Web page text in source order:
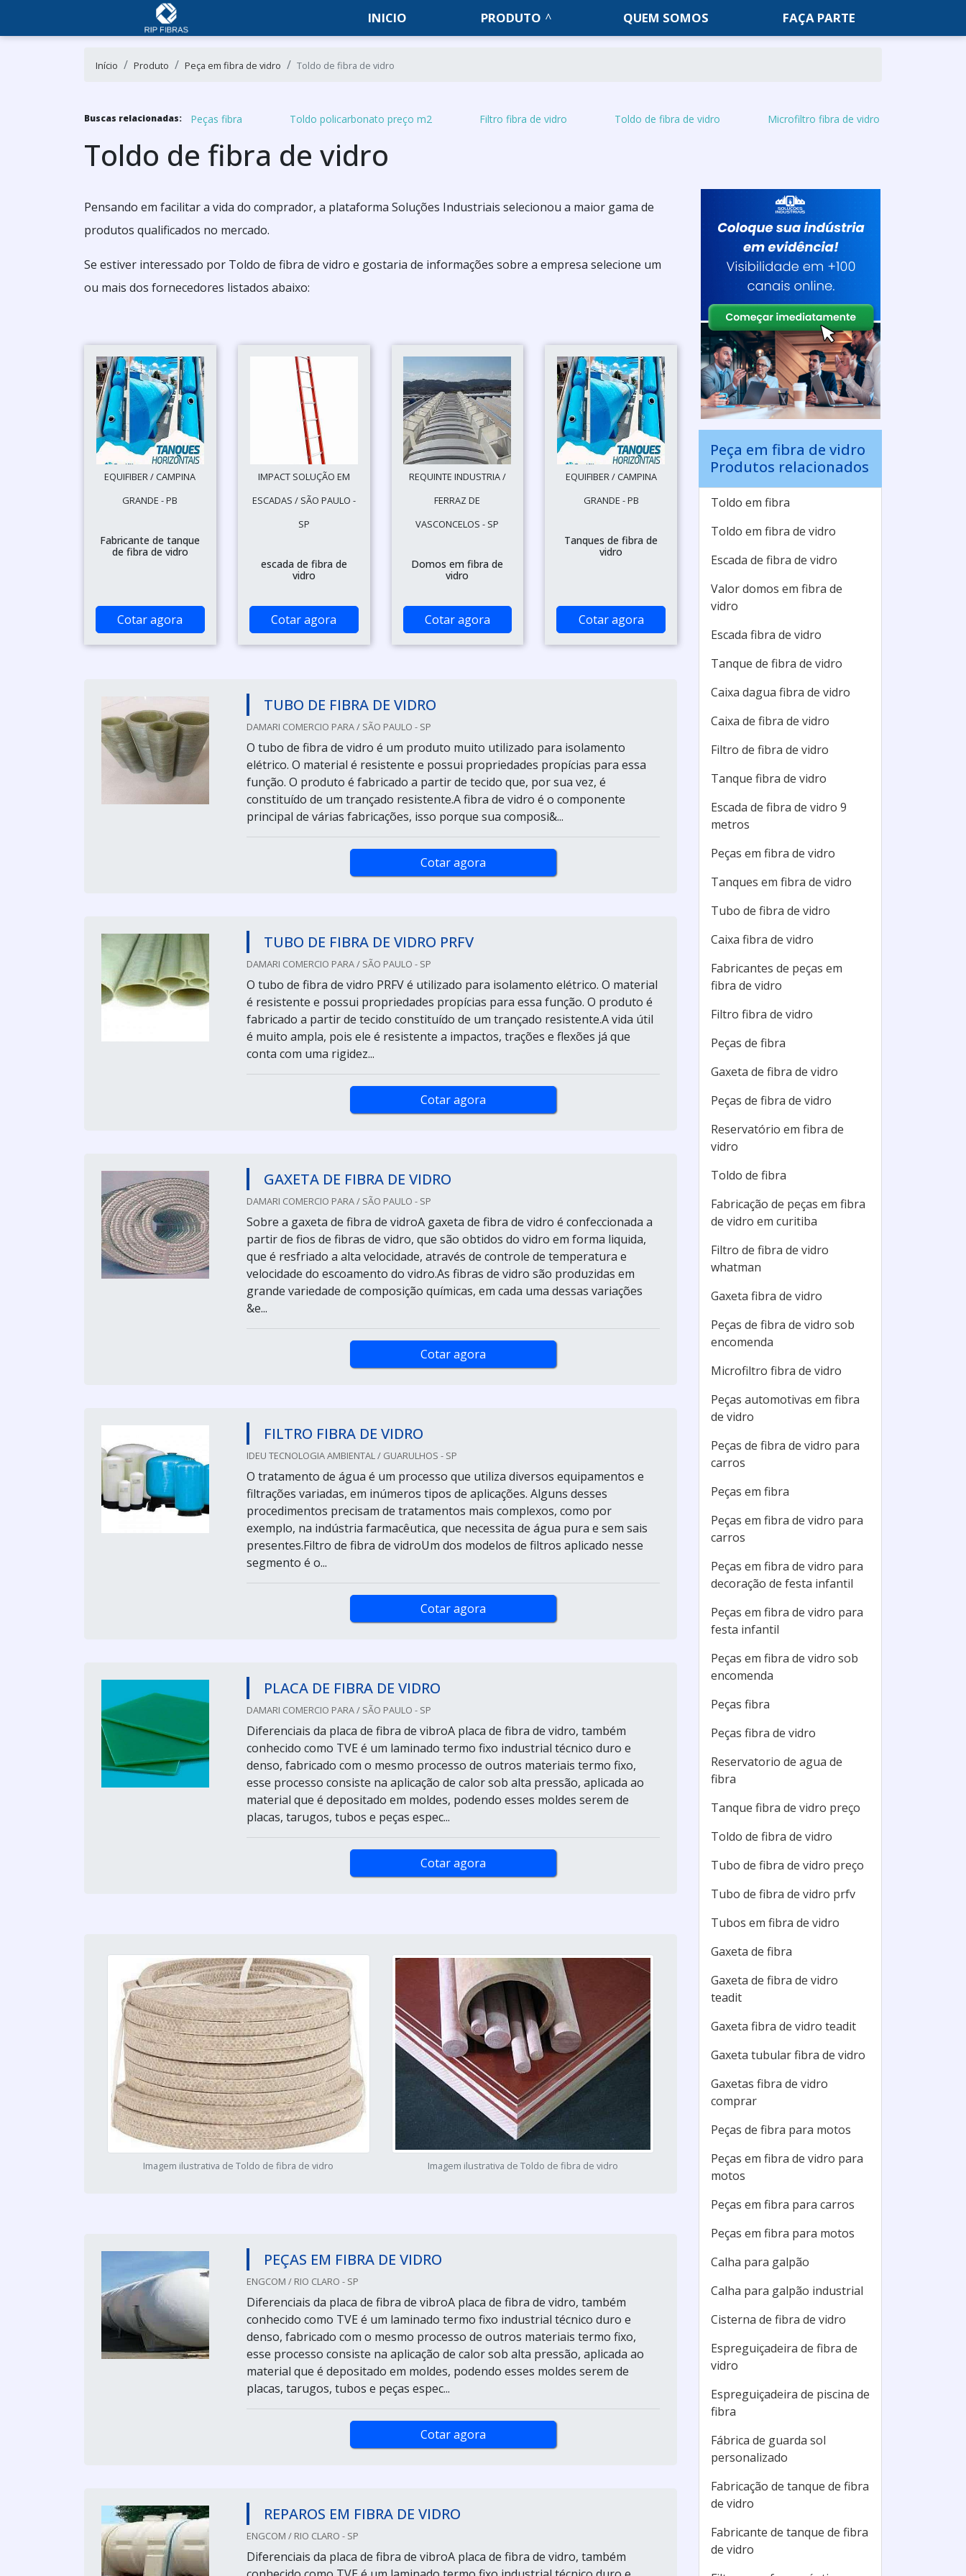
INICIO PRODUTO QUEM SOMOS FAÇA PARTE
Início Produto Peça em fibra de vidro Toldo de fibra de vidro
Buscas relacionadas: Peças fibra Toldo policarbonato preço m2 Filtro fibra de vidro Toldo de fibra de vidro Microfiltro fibra de vidro
Toldo de fibra de vidro
Pensando em facilitar a vida do comprador, a plataforma Soluções Industriais selecionou a maior gama de
produtos qualificados no mercado.
Se estiver interessado por Toldo de fibra de vidro e gostaria de informações sobre a empresa selecione um
ou mais dos fornecedores listados abaixo:
EQUIFIBER / CAMPINA
GRANDE - PB
Fabricante de tanque
de fibra de vidro
Cotar agora
IMPACT SOLUÇÃO EM
ESCADAS / SÃO PAULO -
SP
escada de fibra de
vidro
Cotar agora
REQUINTE INDUSTRIA /
FERRAZ DE
VASCONCELOS - SP
Domos em fibra de
vidro
Cotar agora
EQUIFIBER / CAMPINA
GRANDE - PB
Tanques de fibra de
vidro
Cotar agora
TUBO DE FIBRA DE VIDRO
DAMARI COMERCIO PARA / SÃO PAULO - SP
O tubo de fibra de vidro é um produto muito utilizado para isolamento
elétrico. O material é resistente e possui propriedades propícias para essa
função. O produto é fabricado a partir de tecido que, por sua vez, é
constituído de um trançado resistente.A fibra de vidro é o componente
principal de várias fabricações, isso porque sua composi&...
Cotar agora
TUBO DE FIBRA DE VIDRO PRFV
DAMARI COMERCIO PARA / SÃO PAULO - SP
O tubo de fibra de vidro PRFV é utilizado para isolamento elétrico. O material
é resistente e possui propriedades propícias para essa função. O produto é
fabricado a partir de tecido constituído de um trançado resistente.A vida útil
é muito ampla, pois ele é resistente a impactos, trações e flexões já que
conta com uma rigidez...
Cotar agora
GAXETA DE FIBRA DE VIDRO
DAMARI COMERCIO PARA / SÃO PAULO - SP
Sobre a gaxeta de fibra de vidroA gaxeta de fibra de vidro é confeccionada a
partir de fios de fibras de vidro, que são obtidos do vidro em forma liquida,
que é resfriado a alta velocidade, através de controle de temperatura e
velocidade do escoamento do vidro.As fibras de vidro são produzidas em
grande variedade de composição químicas, em cada uma dessas variações
&e...
Cotar agora
FILTRO FIBRA DE VIDRO
IDEU TECNOLOGIA AMBIENTAL / GUARULHOS - SP
O tratamento de água é um processo que utiliza diversos equipamentos e
filtrações variadas, em inúmeros tipos de aplicações. Alguns desses
procedimentos precisam de tratamentos mais complexos, como por
exemplo, na indústria farmacêutica, que necessita de água pura e sem sais
presentes.Filtro de fibra de vidroUm dos modelos de filtros aplicado nesse
segmento é o...
Cotar agora
PLACA DE FIBRA DE VIDRO
DAMARI COMERCIO PARA / SÃO PAULO - SP
Diferenciais da placa de fibra de vibroA placa de fibra de vidro, também
conhecido como TVE é um laminado termo fixo industrial técnico duro e
denso, fabricado com o mesmo processo de outros materiais termo fixo,
esse processo consiste na aplicação de calor sob alta pressão, aplicada ao
material que é depositado em moldes, podendo esses moldes serem de
placas, tarugos, tubos e peças espec...
Cotar agora
Imagem ilustrativa de Toldo de fibra de vidro Imagem ilustrativa de Toldo de fibra de vidro
PEÇAS EM FIBRA DE VIDRO
ENGCOM / RIO CLARO - SP
Diferenciais da placa de fibra de vibroA placa de fibra de vidro, também
conhecido como TVE é um laminado termo fixo industrial técnico duro e
denso, fabricado com o mesmo processo de outros materiais termo fixo,
esse processo consiste na aplicação de calor sob alta pressão, aplicada ao
material que é depositado em moldes, podendo esses moldes serem de
placas, tarugos, tubos e peças espec...
Cotar agora
REPAROS EM FIBRA DE VIDRO
ENGCOM / RIO CLARO - SP
Diferenciais da placa de fibra de vibroA placa de fibra de vidro, também
Peça em fibra de vidro
Produtos relacionados
Toldo em fibra
Toldo em fibra de vidro
Escada de fibra de vidro
Valor domos em fibra de
vidro
Escada fibra de vidro
Tanque de fibra de vidro
Caixa dagua fibra de vidro
Caixa de fibra de vidro
Filtro de fibra de vidro
Tanque fibra de vidro
Escada de fibra de vidro 9
metros
Peças em fibra de vidro
Tanques em fibra de vidro
Tubo de fibra de vidro
Caixa fibra de vidro
Fabricantes de peças em
fibra de vidro
Filtro fibra de vidro
Peças de fibra
Gaxeta de fibra de vidro
Peças de fibra de vidro
Reservatório em fibra de
vidro
Toldo de fibra
Fabricação de peças em fibra
de vidro em curitiba
Filtro de fibra de vidro
whatman
Gaxeta fibra de vidro
Peças de fibra de vidro sob
encomenda
Microfiltro fibra de vidro
Peças automotivas em fibra
de vidro
Peças de fibra de vidro para
carros
Peças em fibra
Peças em fibra de vidro para
carros
Peças em fibra de vidro para
decoração de festa infantil
Peças em fibra de vidro para
festa infantil
Peças em fibra de vidro sob
encomenda
Peças fibra
Peças fibra de vidro
Reservatorio de agua de
fibra
Tanque fibra de vidro preço
Toldo de fibra de vidro
Tubo de fibra de vidro preço
Tubo de fibra de vidro prfv
Tubos em fibra de vidro
Gaxeta de fibra
Gaxeta de fibra de vidro
teadit
Gaxeta fibra de vidro teadit
Gaxeta tubular fibra de vidro
Gaxetas fibra de vidro
comprar
Peças de fibra para motos
Peças em fibra de vidro para
motos
Peças em fibra para carros
Peças em fibra para motos
Calha para galpão
Calha para galpão industrial
Cisterna de fibra de vidro
Espreguiçadeira de fibra de
vidro
Espreguiçadeira de piscina de
fibra
Fábrica de guarda sol
personalizado
Fabricação de tanque de fibra
de vidro
Fabricante de tanque de fibra
de vidro